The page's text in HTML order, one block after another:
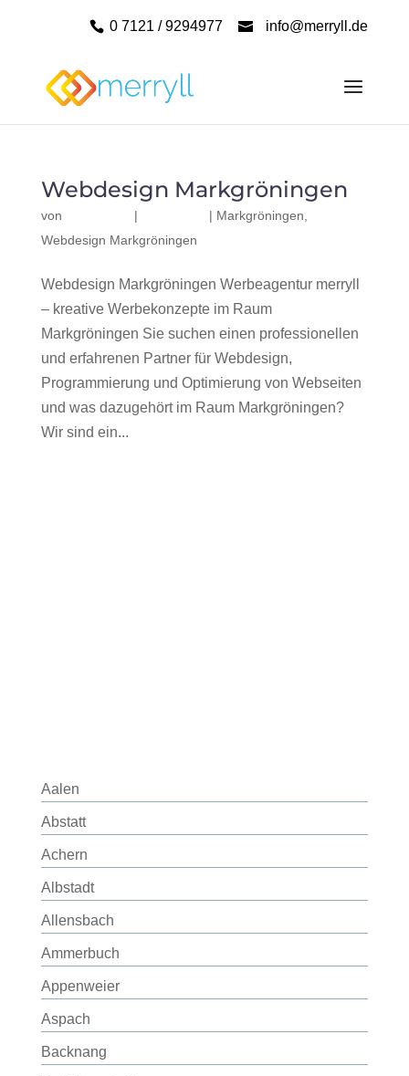
0 7121 / 9294977 info@merryll.de
Webdesign Markgröningen
von | | Markgröningen
Webdesign Markgröningen
Webdesign Markgröningen Werbeagentur merryll
– kreative Werbekonzepte im Raum
Markgröningen Sie suchen einen professionellen
und erfahrenen Partner für Webdesign,
Programmierung und Optimierung von Webseiten
und was dazugehört im Raum Markgröningen?
Wir sind ein...
Aalen
Abstatt
Achern
Albstadt
Allensbach
Ammerbuch
Appenweier
Aspach
Backnang